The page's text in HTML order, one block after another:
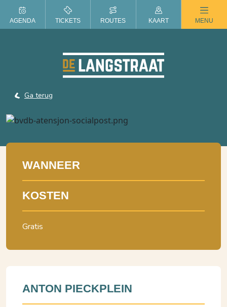
ZOMER IN DE LANGSTRAAT
Ga terug
WANNEER
KOSTEN
Gratis
ANTON PIECKPLEIN
AGENDA TICKETS ROUTES KAART MENU